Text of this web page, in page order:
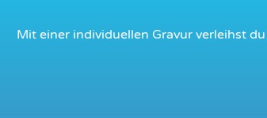
Mit einer individuellen Gravur verleihst